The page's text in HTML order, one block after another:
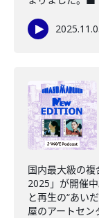
国内最大級の
2025」が開催
と再生の“あい
屋のアートセン